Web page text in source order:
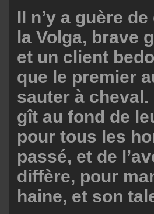
Il n’y a guère
la Volga, brave
et un client
que le premier
sauter à
gît au fond de
pour tous les
passé, et de
diffère, pour
haine, et son